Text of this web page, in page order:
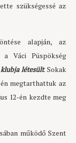
szükségessé az
alapján, az
Váci Püspökség
létesült. Sokak
én megtarthattuk az
12-én kezdte meg
működő Szent